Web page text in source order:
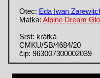
Otec: Eda Iwan
Matka: Alpine Dream
Srst: krátká
CMKU/SB/4684/20
čip: 963007300002039